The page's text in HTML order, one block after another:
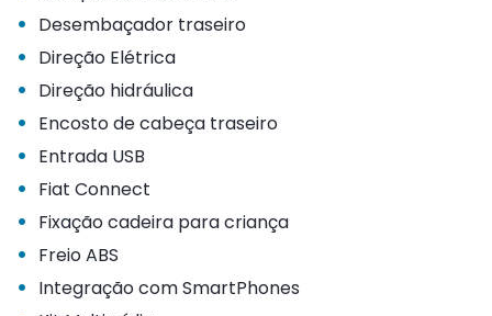
• Desembaçador traseiro
• Direção Elétrica
• Direção hidráulica
• Encosto de cabeça traseiro
• Entrada USB
• Fiat Connect
• Fixação cadeira para criança
• Freio ABS
• Integração com SmartPhones